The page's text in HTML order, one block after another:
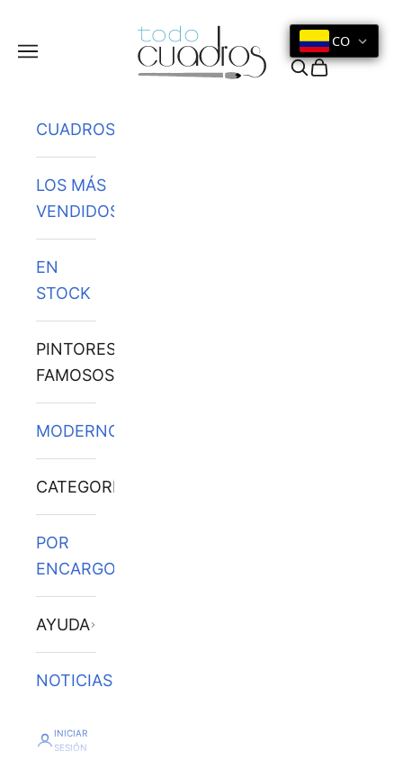
Menú
CO
Buscar
Cesta
CUADROS
LOS MÁS
VENDIDOS
EN
STOCK
PINTORES
FAMOSOS
MODERNOS
CATEGORÍAS
POR
ENCARGO
AYUDA
NOTICIAS
INICIAR
SESIÓN